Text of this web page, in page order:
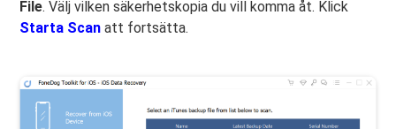
File. Välj vilken säkerhetskopia du vill komma åt. Klick
Starta Scan att fortsätta.